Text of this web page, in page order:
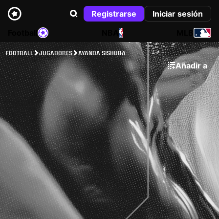
Registrarse
Iniciar sesión
NBA
FOOTBALL JUGADORES AYANDA SISHUBA
Añadir a